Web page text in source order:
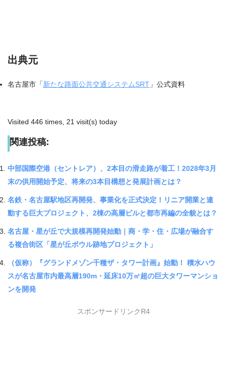
出典元
名古屋市「新たな路面公共交通システムSRT 」公式資料
Visited 446 times, 21 visit(s) today
関連投稿:
中部国際空港（セントレア）、2本目の滑走路が着工！2028年3月
末の供用開始予定、将来の3本目構想と発展計画とは？
名鉄・名古屋駅地区再開発、事業化を正式決定！リニア開業と連
動する巨大プロジェクト、2棟の高層ビルと都市再編の全貌とは？
名古屋・星が丘で大規模再開発始動｜商・学・住・広場が融合す
る複合街区「星が丘ボウル跡地プロジェクト」
（仮称）『グランドメゾン千種ザ・タワー計画』始動！ 積水ハウ
スが名古屋市内最高層190m・延床10万㎡超の巨大タワーマンショ
ンを開発
スポンサードリンクR4